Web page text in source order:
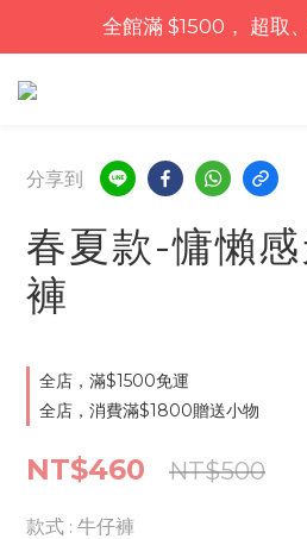
全館滿 $1500， 超取
分享到
春夏款-慵懶
褲
全店，滿$1500免運
全店，消費滿$1800贈送小物
NT$460 NT$500
款式 : 牛仔褲